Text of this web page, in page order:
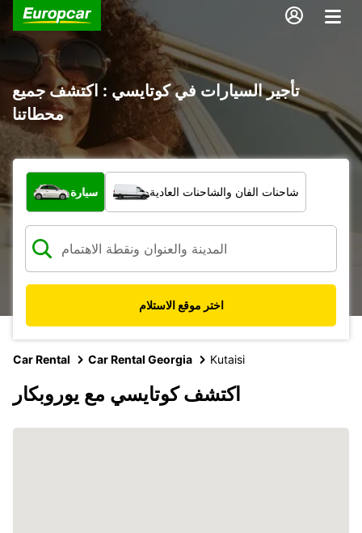
تأجير السيارات في كوتايسي : اكتشف جميع
محطاتنا
ما نوع المركبة؟
سيارة شاحنات الفان والشاحنات العادية
اختر موقع الاستلام
Car Rental Car Rental Georgia Kutaisi
اكتشف كوتايسي مع يوروبكار